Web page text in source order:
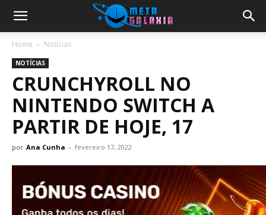
Home Notícias
NOTÍCIAS
CRUNCHYROLL NO
NINTENDO SWITCH A
PARTIR DE HOJE, 17
por Ana Cunha - fevereiro 17, 2022